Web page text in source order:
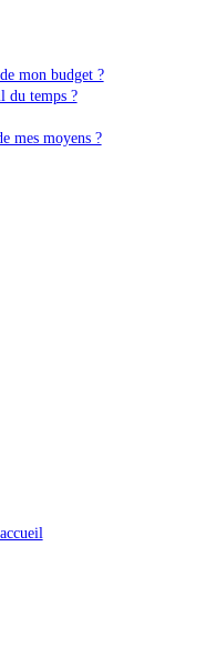
mon budget ?
du temps ?
mes moyens ?